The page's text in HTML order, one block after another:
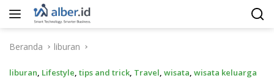
Langsung
Beranda
liburan
liburan, Lifestyle, tips and trick, Travel, wisata, wisata keluarga